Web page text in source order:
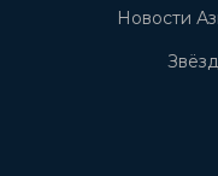
Новости